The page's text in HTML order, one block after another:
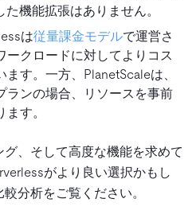
機能拡張はありません。
は従量課金モデルで運営さ
ークロードに対してよりコス
ます。一方、PlanetScaleは、
ランの場合、リソースを事前
す。
、そして高度な機能を求めて
がより良い選択かもし
分析をご覧ください。